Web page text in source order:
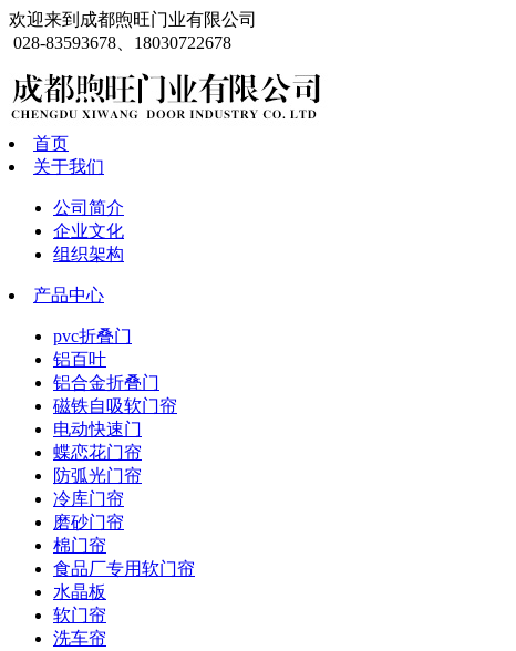
欢迎来到成都煦旺门业有限公司
028-83593678、18030722678
首页
关于我们
公司简介
企业文化
组织架构
产品中心
pvc折叠门
铝百叶
铝合金折叠门
磁铁自吸软门帘
电动快速门
蝶恋花门帘
防弧光门帘
冷库门帘
磨砂门帘
棉门帘
食品厂专用软门帘
水晶板
软门帘
洗车帘